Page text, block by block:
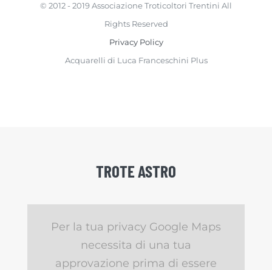
© 2012 - 2019 Associazione Troticoltori Trentini All
Rights Reserved
Privacy Policy
Acquarelli di Luca Franceschini Plus
TROTE ASTRO
Per la tua privacy Google Maps
necessita di una tua
approvazione prima di essere